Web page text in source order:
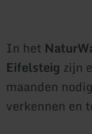
In het
Eifelsteig zijn
maanden
verkennen en